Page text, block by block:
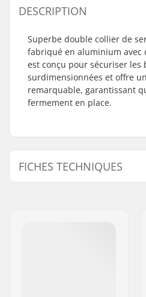
DESCRIPTION
Superbe double collier de
fabriqué en aluminium avec
est conçu pour sécuriser les
surdimensionnées et offre
remarquable, garantissant
fermement en place.
FICHES TECHNIQUES